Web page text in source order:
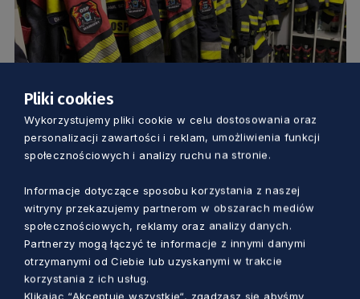
URZĄD
Ponad pół miliona zł na sprzęt
pomorskich OSP
Marcin Szumny 4 lata temu
Pliki cookies
Wykorzystujemy pliki cookie w celu dostosowania oraz
personalizacji zawartości i reklam, umożliwienia funkcji
społecznościowych i analizy ruchu na stronie.
Informacje dotyczące sposobu korzystania z naszej
witryny przekazujemy partnerom w obszarach mediów
społecznościowych, reklamy oraz analizy danych.
Partnerzy mogą łączyć te informacje z innymi danymi
otrzymanymi od Ciebie lub uzyskanymi w trakcie
korzystania z ich usług.
Klikając “Akceptuję wszystkie“, zgadzasz się abyśmy